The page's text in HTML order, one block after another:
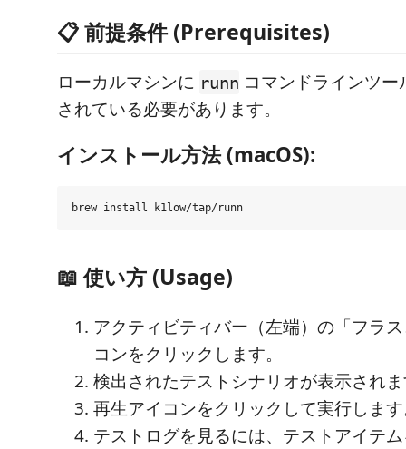
📋 前提条件 (Prerequisites)
ローカルマシンに runn コマンドラインツ
されている必要があります。
インストール方法 (macOS):
📖 使い方 (Usage)
アクティビティバー（左端）の「フラ
コンをクリックします。
検出されたテストシナリオが表示され
再生アイコンをクリックして実行しま
テストログを見るには、テストアイテ